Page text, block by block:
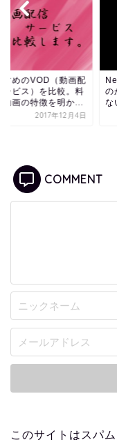
すめのVOD（動画配
ービス）を比較。料
動画の特徴を明か...
2017年12月4日
の
な
COMMENT
このサイトはスパ